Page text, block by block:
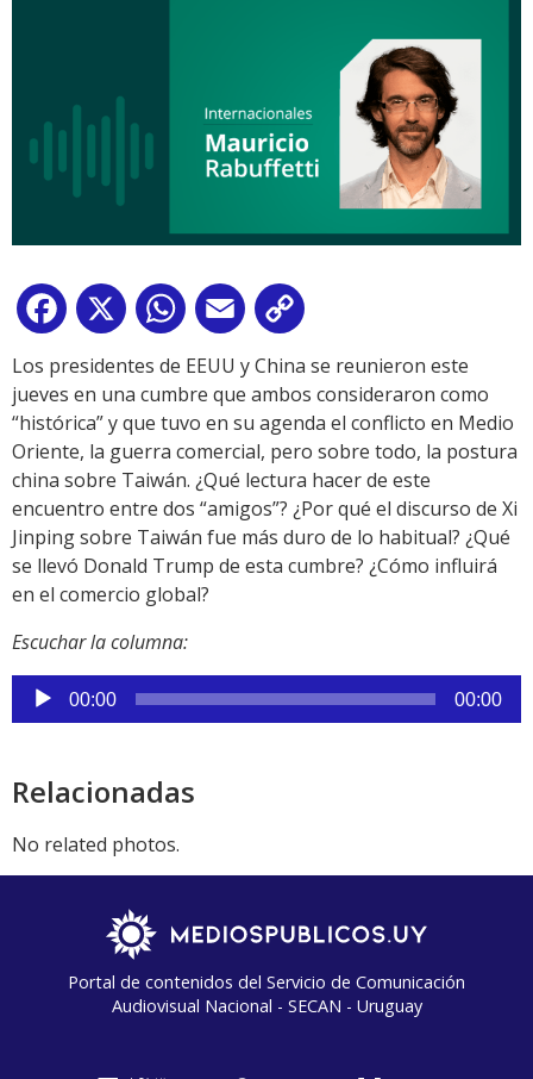
Facebook
X WhatsApp
Email
Link
Los presidentes de EEUU y China se reunieron este
jueves en una cumbre que ambos consideraron como
“histórica” y que tuvo en su agenda el conflicto en Medio
Oriente, la guerra comercial, pero sobre todo, la postura
china sobre Taiwán. ¿Qué lectura hacer de este
encuentro entre dos “amigos”? ¿Por qué el discurso de Xi
Jinping sobre Taiwán fue más duro de lo habitual? ¿Qué
se llevó Donald Trump de esta cumbre? ¿Cómo influirá
en el comercio global?
Escuchar la columna:
Reproductor
de
00:00 00:00
Relacionadas
No related photos.
Portal de contenidos del Servicio de Comunicación
Audiovisual Nacional - SECAN - Uruguay